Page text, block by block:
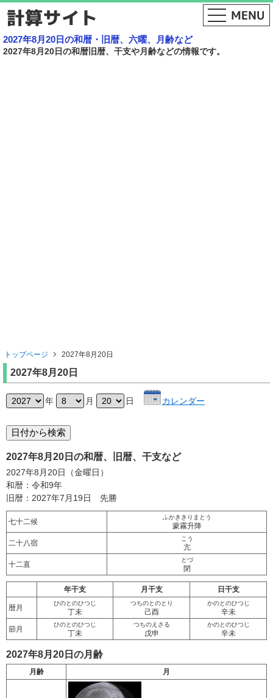
2027年8月20日の和暦・旧暦、六曜、月齢など
2027年8月20日の和暦旧暦、干支や月齢などの情報です。
トップページ 2027年8月20日
2027年8月20日
年 月 日 カレンダー
2027年8月20日の和暦、旧暦、干支など
2027年8月20日（金曜日）
和暦：令和9年
旧暦：2027年7月19日 先勝
七十二候
ふかききりまとう
蒙霧升降
二十八宿
こう
亢
十二直
とづ
閉
年干支 月干支 日干支
暦月
ひのとのひつじ
丁未
つちのとのとり
己酉
かのとのひつじ
辛未
節月
ひのとのひつじ
丁未
つちのえさる
戊申
かのとのひつじ
辛未
2027年8月20日の月齢
月齢 月